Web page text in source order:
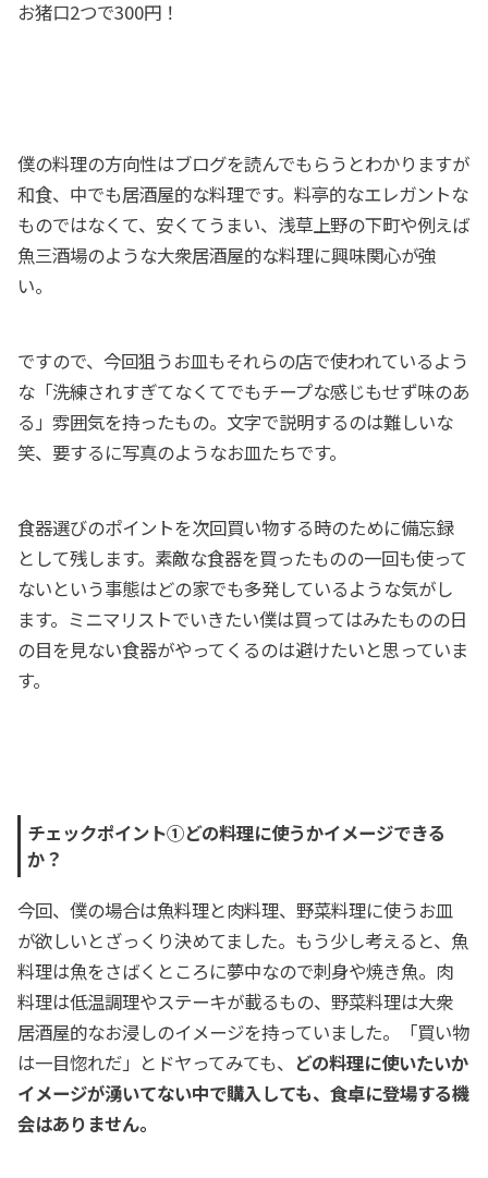
お猪口2つで300円！
僕の料理の方向性はブログを読んでもらうとわかりますが
和食、中でも居酒屋的な料理です。料亭的なエレガントな
ものではなくて、安くてうまい、浅草上野の下町や例えば
魚三酒場のような大衆居酒屋的な料理に興味関心が強
い。
ですので、今回狙うお皿もそれらの店で使われているよう
な「洗練されすぎてなくてでもチープな感じもせず味のあ
る」雰囲気を持ったもの。文字で説明するのは難しいな
笑、要するに写真のようなお皿たちです。
食器選びのポイントを次回買い物する時のために備忘録
として残します。素敵な食器を買ったものの一回も使って
ないという事態はどの家でも多発しているような気がし
ます。ミニマリストでいきたい僕は買ってはみたものの日
の目を見ない食器がやってくるのは避けたいと思っていま
す。
チェックポイント①どの料理に使うかイメージできる
か？
今回、僕の場合は魚料理と肉料理、野菜料理に使うお皿
が欲しいとざっくり決めてました。もう少し考えると、魚
料理は魚をさばくところに夢中なので刺身や焼き魚。肉
料理は低温調理やステーキが載るもの、野菜料理は大衆
居酒屋的なお浸しのイメージを持っていました。「買い物
は一目惚れだ」とドヤってみても、 どの料理に使いたいか
イメージが湧いてない中で購入しても、食卓に登場する機
会はありません。